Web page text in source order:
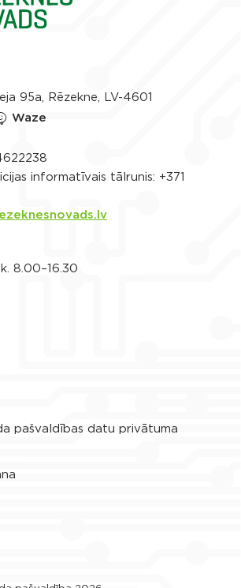
95a, Rēzekne, LV-4601
Waze
informatīvais tālrunis: +371
8.00–16.30
pašvaldības datu privātuma